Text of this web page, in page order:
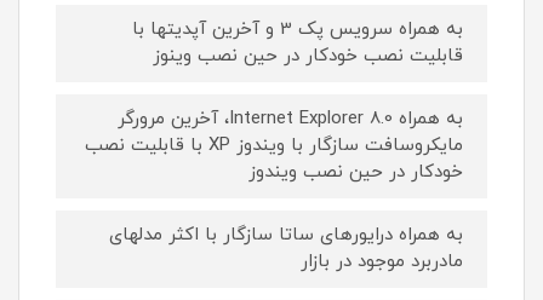
به همراه سرویس پک 3 و آخرین آپدیتها با
قابلیت نصب خودکار در حین نصب وینوز
به همراه Internet Explorer 8.0، آخرین مرورگر
مایکروسافت سازگار با ویندوز XP با قابلیت نصب
خودکار در حین نصب ویندوز
به همراه درایورهای ساتا سازگار با اکثر مدلهای
مادربرد موجود در بازار